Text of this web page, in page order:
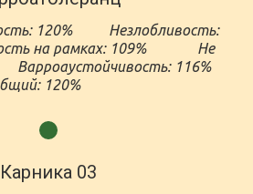
120%          Незлобливость:
на рамках: 109%              Не
Варроаустойчивость: 116%
120%
Карника 03